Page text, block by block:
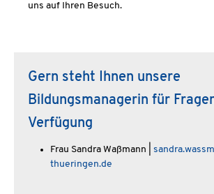
uns auf Ihren Besuch.
Gern steht Ihnen unsere
Bildungsmanagerin für
Verfügung
Frau Sandra Waßmann |
thueringen.de